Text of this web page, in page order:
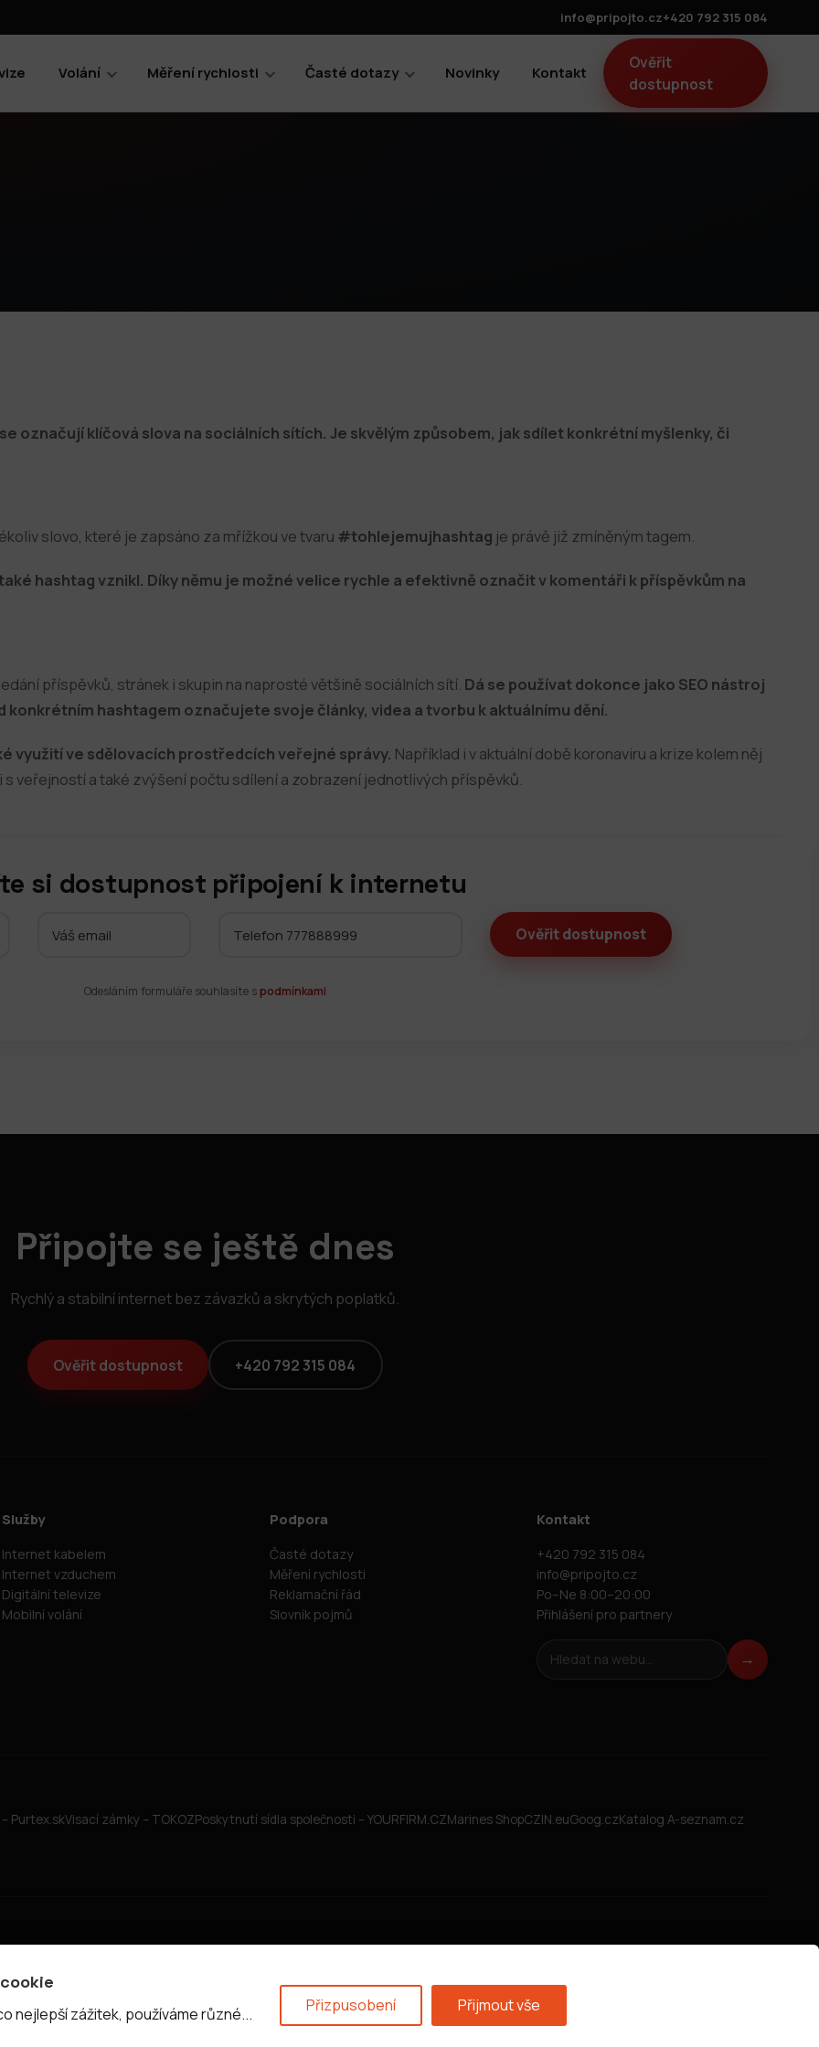
info@pripojto.cz+420 792 315 084
Volání Měření rychlosti Časté dotazy Novinky Kontakt
Ověřit
dostupnost
označují klíčová slova na sociálních sítích. Je skvělým způsobem, jak sdílet konkrétní myšlenky, či
slovo, které je zapsáno za mřížkou ve tvaru #tohlejemujhashtag je právě již zmíněným tagem.
hashtag vznikl. Díky němu je možné velice rychle a efektivně označit v komentáři k příspěvkům na
příspěvků, stránek i skupin na naprosté většině sociálních sítí. Dá se používat dokonce jako SEO nástroj
hashtagem označujete svoje články, videa a tvorbu k aktuálnímu dění.
využití ve sdělovacích prostředcích veřejné správy. Například i v aktuální době koronaviru a krize kolem něj
veřejností a také zvýšení počtu sdílení a zobrazení jednotlivých příspěvků.
si dostupnost připojení k internetu
Odesláním formuláře souhlasíte spodmínkami
Připojte se ještě dnes
Rychlý a stabilní internet bez závazků a skrytých poplatků.
Ověřit dostupnost +420 792 315 084
Služby
Internet kabelem
Internet vzduchem
Digitální televize
Mobilní volání
Podpora
Časté dotazy
Měření rychlosti
Reklamační řád
Slovník pojmů
Kontakt
+420 792 315 084
info@pripojto.cz
Po–Ne 8:00–20:00
Přihlášení pro partnery
Hledat na webu →
Purtex.skVisací zámky – TOKOZPoskytnutí sídla společnosti – YOURFIRM.CZMarines ShopCZIN.euGoog.czKatalog A-seznam.cz
Všeobecné obchodní podmínky
nejlepší zážitek, používáme různé... Přizpusobení Přijmout vše